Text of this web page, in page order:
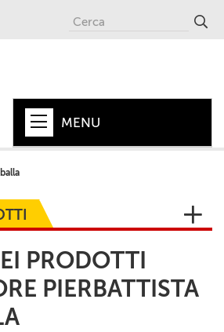
MENU
PAPA
+
VATICANO
CHIESA
+
MONDO
PRODOTTI
PIERBATTISTA